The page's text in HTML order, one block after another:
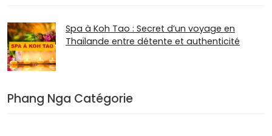
Spa à Koh Tao : Secret d’un voyage en
Thaïlande entre détente et authenticité
Phang Nga Catégorie